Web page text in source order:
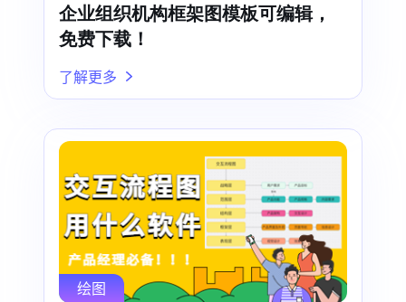
企业组织机构框架图模板可编辑，
免费下载！
了解更多
绘图